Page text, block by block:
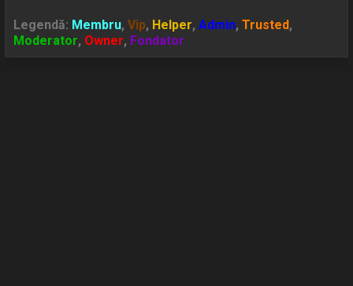
Legendă: Membru,Vip, Helper,Admin,Trusted,
Moderator, Owner, Fondator